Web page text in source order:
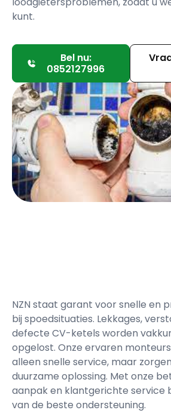
kunt.
Bel nu:
0852127996
NZN staat garant voor snelle en
bij spoedsituaties. Lekkages,
defecte CV-ketels worden
opgelost. Onze ervaren
alleen snelle service, maar
duurzame oplossing. Met onze
aanpak en klantgerichte service
van de beste ondersteuning.